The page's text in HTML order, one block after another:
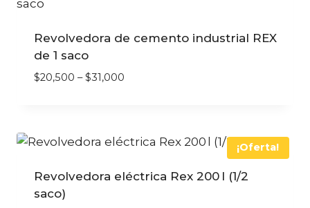
Revolvedora de cemento industrial REX
de 1 saco
$20,500 – $31,000
¡Oferta!
Revolvedora eléctrica Rex 200 l (1/2
saco)